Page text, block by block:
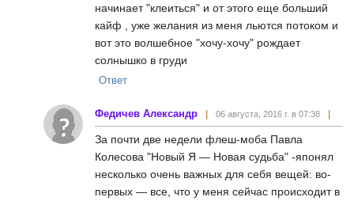
начинает "клеиться" и от этого еще больший
кайф , уже желания из меня льются потоком и
вот это волшебное "хочу-хочу" рождает
солнышко в груди
Ответ
Федичев Александр 06 августа, 2016 г. в 07:38
За почти две недели флеш-моба Павла
Колесова "Новый Я — Новая судьба" -японял
несколько очень важных для себя вещей: во-
первых — все, что у меня сейчас происходит в